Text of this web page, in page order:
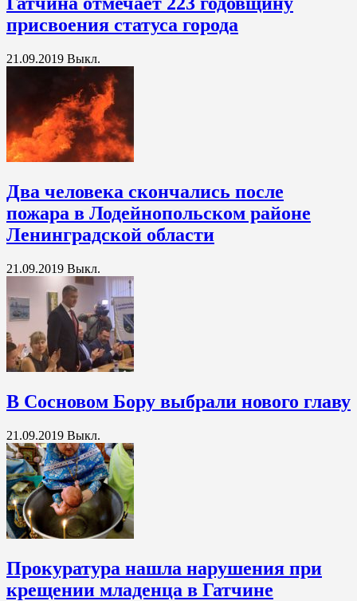
присвоения статуса города
21.09.2019 Выкл.
Два человека скончались после
пожара в Лодейнопольском районе
Ленинградской области
21.09.2019 Выкл.
В Сосновом Бору выбрали нового главу
21.09.2019 Выкл.
Прокуратура нашла нарушения при
крещении младенца в Гатчине